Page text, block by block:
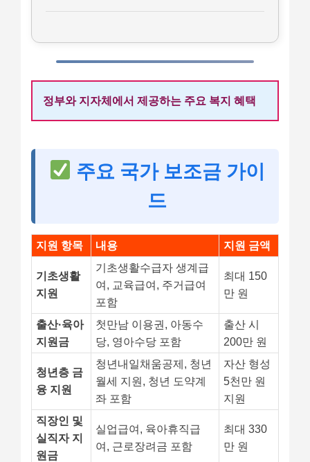
정부와 지자체에서 제공하는 주요 복지 혜택
주요 국가 보조금 가이
드
지원 항목 내용 지원 금액
기초생활
지원
기초생활수급자 생계급
여, 교육급여, 주거급여
포함
최대 150
만 원
출산·육아
지원금
첫만남 이용권, 아동수
당, 영아수당 포함
출산 시
200만 원
청년층 금
융 지원
청년내일채움공제, 청년
월세 지원, 청년 도약계
좌 포함
자산 형성
5천만 원
지원
직장인 및
실직자 지
원금
실업급여, 육아휴직급
여, 근로장려금 포함
최대 330
만 원